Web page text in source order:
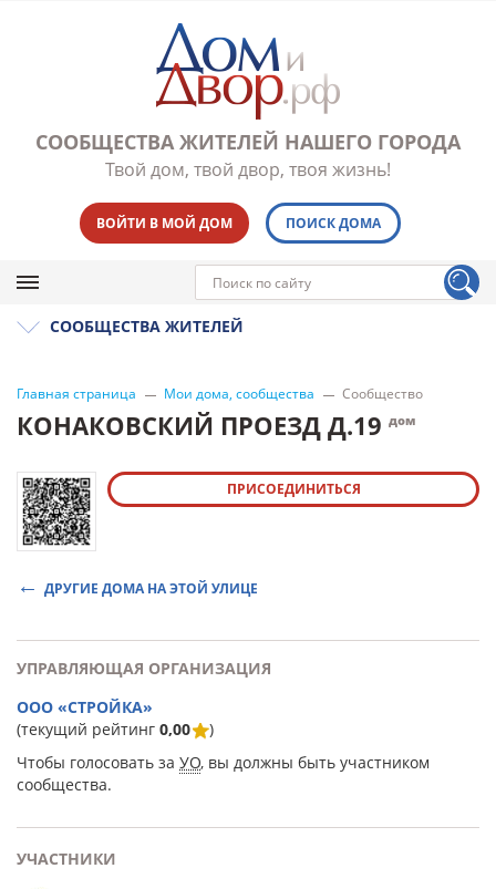
СООБЩЕСТВА ЖИТЕЛЕЙ НАШЕГО ГОРОДА
Твой дом, твой двор, твоя жизнь!
ВОЙТИ В МОЙ ДОМ ПОИСК ДОМА
СООБЩЕСТВА ЖИТЕЛЕЙ
Главная страница Мои дома, сообщества Сообщество
КОНАКОВСКИЙ ПРОЕЗД Д.19 дом
ПРИСОЕДИНИТЬСЯ
ДРУГИЕ ДОМА НА ЭТОЙ УЛИЦЕ
УПРАВЛЯЮЩАЯ ОРГАНИЗАЦИЯ
ООО «СТРОЙКА»
(текущий рейтинг 0,00
)
Чтобы голосовать за УО, вы должны быть участником
сообщества.
УЧАСТНИКИ